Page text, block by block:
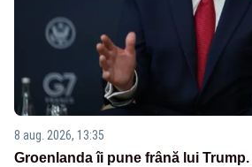
8 aug. 2026, 13:35
Groenlanda îi pune frână lui